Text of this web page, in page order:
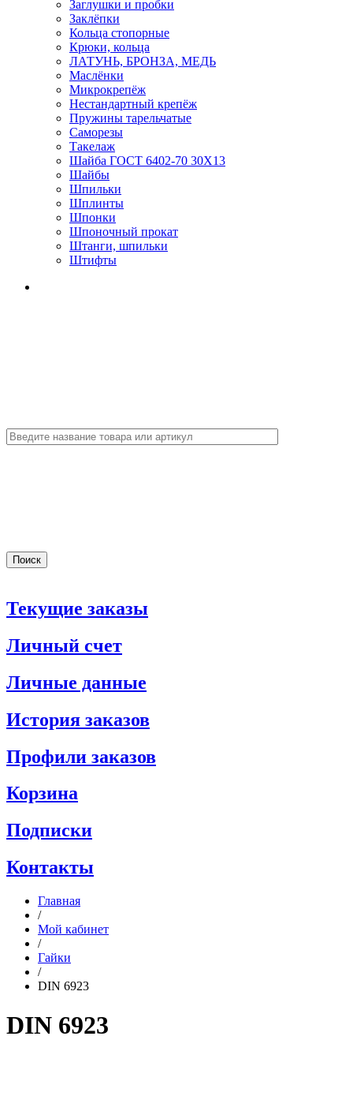
Заглушки и пробки
Заклёпки
Кольца стопорные
Крюки, кольца
ЛАТУНЬ, БРОНЗА, МЕДЬ
Маслёнки
Микрокрепёж
Нестандартный крепёж
Пружины тарельчатые
Саморезы
Такелаж
Шайба ГОСТ 6402-70 30Х13
Шайбы
Шпильки
Шплинты
Шпонки
Шпоночный прокат
Штанги, шпильки
Штифты
Текущие заказы
Личный счет
Личные данные
История заказов
Профили заказов
Корзина
Подписки
Контакты
Главная
/
Мой кабинет
/
Гайки
/
DIN 6923
DIN 6923